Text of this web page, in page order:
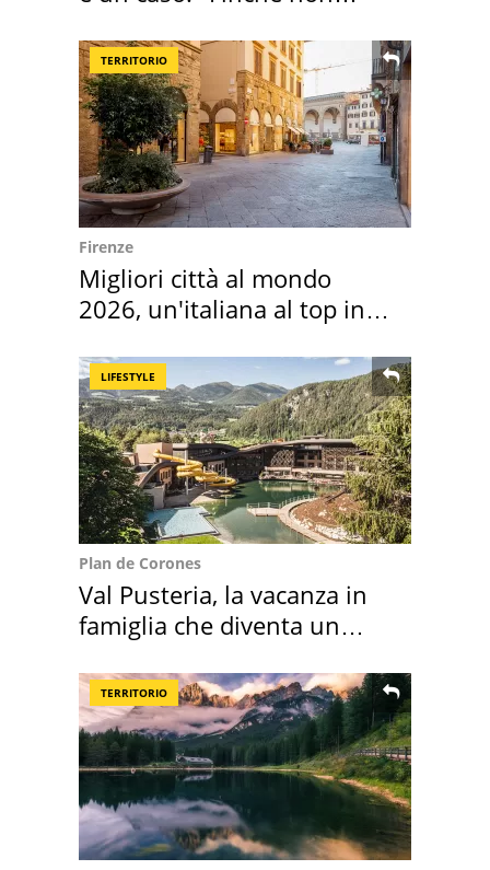
TERRITORIO
Firenze
Migliori città al mondo
2026, un'italiana al top in
LIFESTYLE
Plan de Corones
Val Pusteria, la vacanza in
famiglia che diventa un
TERRITORIO